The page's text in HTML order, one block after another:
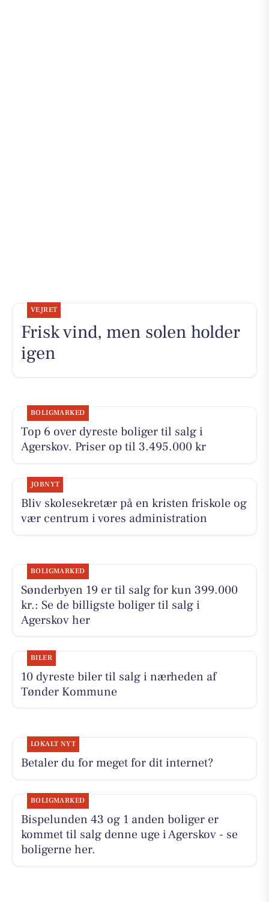
VEJRET
Frisk vind, men solen holder
igen
BOLIGMARKED
Top 6 over dyreste boliger til salg i
Agerskov. Priser op til 3.495.000 kr
JOBNYT
Bliv skolesekretær på en kristen friskole og
vær centrum i vores administration
BOLIGMARKED
Sønderbyen 19 er til salg for kun 399.000
kr.: Se de billigste boliger til salg i
Agerskov her
BILER
10 dyreste biler til salg i nærheden af
Tønder Kommune
LOKALT NYT
Betaler du for meget for dit internet?
BOLIGMARKED
Bispelunden 43 og 1 anden boliger er
kommet til salg denne uge i Agerskov - se
boligerne her.